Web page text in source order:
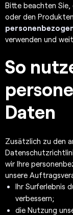
Bitte beachten Sie,
oder den
verwenden und
So
Daten
Zusätzlich zu den
wir Ihre
unsere
Ihr Surferlebnis
verbessern;
die Nutzung